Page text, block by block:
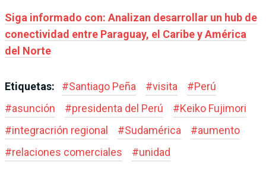
Siga informado con: Analizan desarrollar un hub de
conectividad entre Paraguay, el Caribe y América
del Norte
Etiquetas: #Santiago Peña #visita #Perú
#asunción #presidenta del Perú #Keiko Fujimori
#integracrión regional #Sudamérica #aumento
#relaciones comerciales #unidad